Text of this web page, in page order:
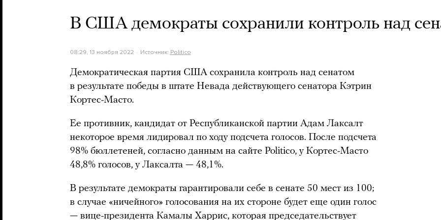
В США демократы сохранили контроль над
08:29, 13 ноября 2022 Источник: Politico
Демократическая партия США сохранила контроль над сенатом
в результате победы в штате Невада действующего сенатора Кэтрин
Кортес-Масто.
Ее противник, кандидат от Республиканской партии Адам Лаксалт
некоторое время лидировал по ходу подсчета голосов. После подсчета
98% бюллетеней, согласно данным на сайте Politico, у Кортес-Масто
48,8% голосов, у Лаксалта — 48,1%.
В результате демократы гарантировали себе в сенате 50 мест из 100;
в случае «ничейного» голосования на их стороне будет еще один голос
— вице-президента Камалы Харрис, которая председательствует